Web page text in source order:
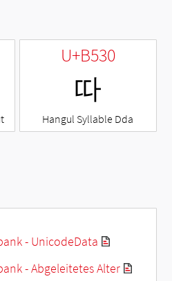
U+B530
따
Hangul Syllable Dda
- UnicodeData
- Abgeleitetes Alter